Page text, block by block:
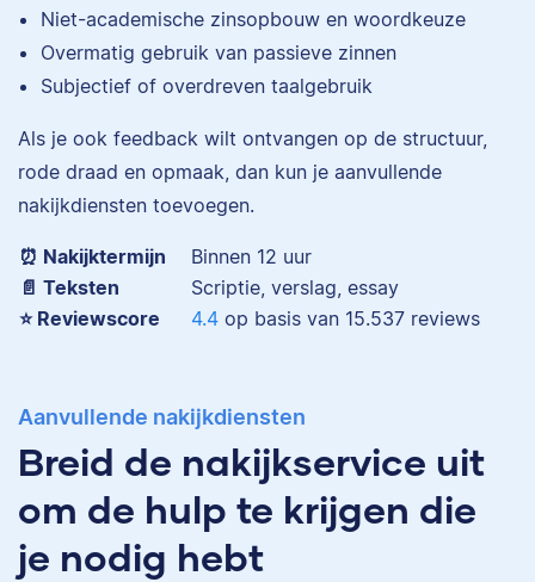
Niet-academische zinsopbouw en woordkeuze
Overmatig gebruik van passieve zinnen
Subjectief of overdreven taalgebruik
Als je ook feedback wilt ontvangen op de structuur,
rode draad en opmaak, dan kun je aanvullende
nakijkdiensten toevoegen.
⏰ Nakijktermijn
Binnen 12 uur
📄 Teksten
Scriptie, verslag, essay
⭐️ Reviewscore
4.4 op basis van 15.537 reviews
Aanvullende nakijkdiensten
Breid de nakijkservice uit
om de hulp te krijgen die
je nodig hebt
Eva is journalist en
werkt als senior editor
meer dan 2,5 miljoen
woorden heeft
geredigeerd.
Erica heeft Nederlands
gestudeerd, heeft als
junior onderzoeker
gewerkt bij Tilburg
University en is nu